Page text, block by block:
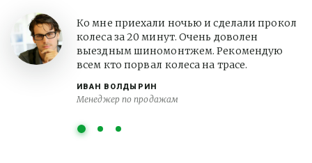
ИВАН ВОЛДЫРИН
Менеджер по продажам
Ко мне приехали ночью и сделали прокол
колеса за 20 минут. Очень доволен
выездным шиномонтжем. Рекомендую
всем кто порвал колеса на трасе.